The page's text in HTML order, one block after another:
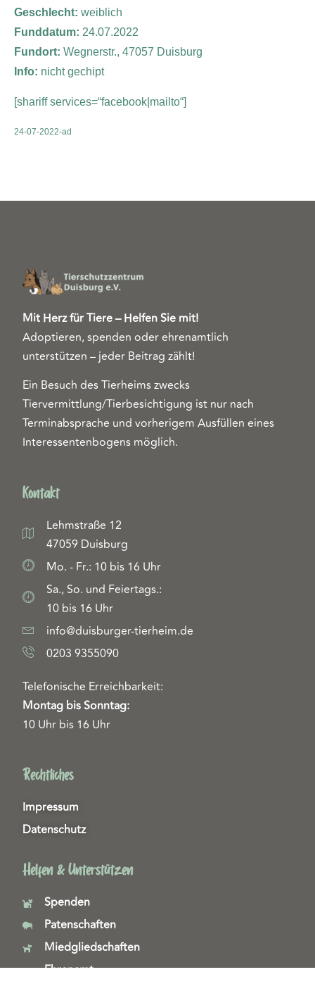
Geschlecht: weiblich
Funddatum: 24.07.2022
Fundort: Wegnerstr., 47057 Duisburg
Info: nicht gechipt
[shariff services=“facebook|mailto“]
24-07-2022-ad
Mit Herz für Tiere – Helfen Sie mit!
Adoptieren, spenden oder ehrenamtlich
unterstützen – jeder Beitrag zählt!
Ein Besuch des Tierheims zwecks
Tiervermittlung/Tierbesichtigung ist nur nach
Terminabsprache und vorherigem Ausfüllen eines
Interessentenbogens möglich.
Kontakt
Lehmstraße 12
47059 Duisburg
Mo. - Fr.: 10 bis 16 Uhr
Sa., So. und Feiertags.:
10 bis 16 Uhr
info@duisburger-tierheim.de
0203 9355090
Telefonische Erreichbarkeit:
Montag bis Sonntag:
10 Uhr bis 16 Uhr
Rechtliches
Impressum
Datenschutz
Helfen & Unterstützen
Spenden
Patenschaften
Miedgliedschaften
Ehrenamt